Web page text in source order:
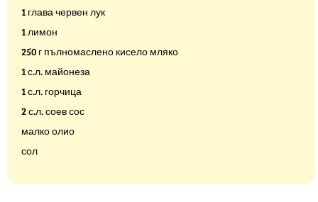
1 глава червен лук
1 лимон
250 г пълномаслено кисело мляко
1 с.л. майонеза
1 с.л. горчица
2 с.л. соев сос
малко олио
сол